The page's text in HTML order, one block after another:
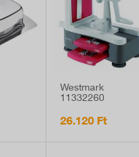
Westmark
11332260
zöldségszeletelő
26.120 Ft